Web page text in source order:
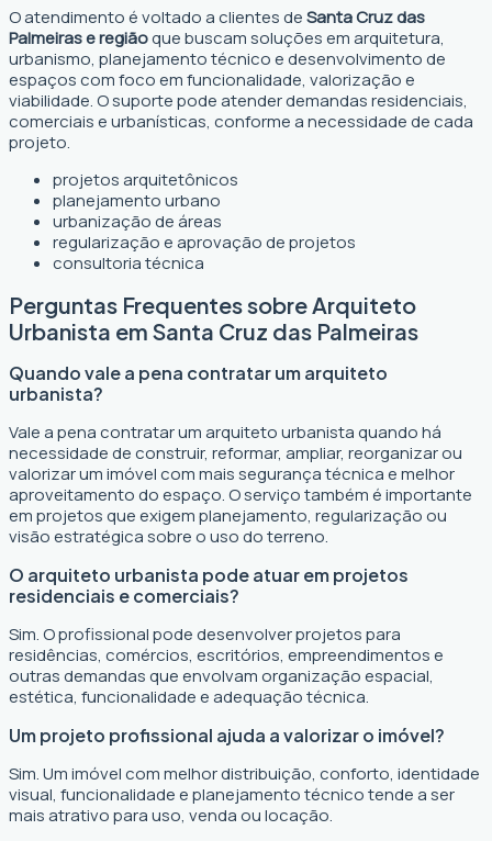
O atendimento é voltado a clientes deSanta Cruz das
Palmeiras e regiãoque buscam soluções em arquitetura,
urbanismo, planejamento técnico e desenvolvimento de
espaços com foco em funcionalidade, valorização e
viabilidade. O suporte pode atender demandas residenciais,
comerciais e urbanísticas, conforme a necessidade de cada
projeto.
projetos arquitetônicos
planejamento urbano
urbanização de áreas
regularização e aprovação de projetos
consultoria técnica
Perguntas Frequentes sobre Arquiteto
Urbanista em Santa Cruz das Palmeiras
Quando vale a pena contratar um arquiteto
urbanista?
Vale a pena contratar um arquiteto urbanista quando há
necessidade de construir, reformar, ampliar, reorganizar ou
valorizar um imóvel com mais segurança técnica e melhor
aproveitamento do espaço. O serviço também é importante
em projetos que exigem planejamento, regularização ou
visão estratégica sobre o uso do terreno.
O arquiteto urbanista pode atuar em projetos
residenciais e comerciais?
Sim. O profissional pode desenvolver projetos para
residências, comércios, escritórios, empreendimentos e
outras demandas que envolvam organização espacial,
estética, funcionalidade e adequação técnica.
Um projeto profissional ajuda a valorizar o imóvel?
Sim. Um imóvel com melhor distribuição, conforto, identidade
visual, funcionalidade e planejamento técnico tende a ser
mais atrativo para uso, venda ou locação.